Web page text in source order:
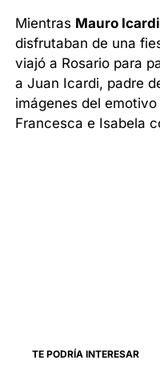
Mientras Mauro Icardi
disfrutaban de una
viajó a Rosario para
a Juan Icardi, padre
imágenes del
Francesca e Isabela
TE PODRÍA INTERESAR